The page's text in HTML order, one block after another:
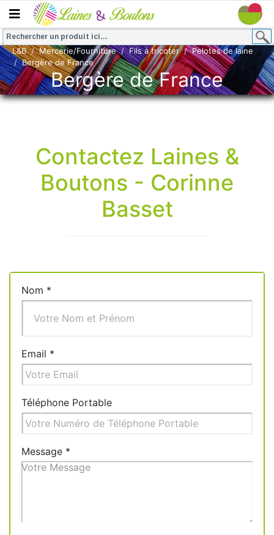
L&B Mercerie/Fourniture Fils à tricoter
Pelotes de laine
Bergère de France
Bergère de France
Contactez Laines &
Boutons - Corinne
Basset
Nom *
Email *
Téléphone Portable
Message *